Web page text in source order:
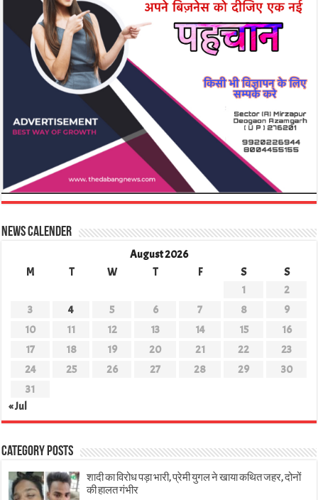
News Calender
August 2026
M
T W T F S
S
1
2
3
4 5 6 7 8
9
10
11 12 13 14 15
16
17
18 19 20 21 22
23
24
25 26 27 28 29
30
31
« Jul
Category Posts
शादी का विरोध पड़ा भारी, प्रेमी युगल ने खाया कथित जहर, दोनों
की हालत गंभीर